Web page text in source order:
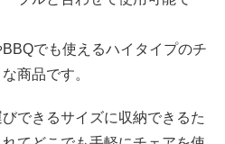
でも使えるハイタイプのチ
商品です。
できるサイズに収納できるた